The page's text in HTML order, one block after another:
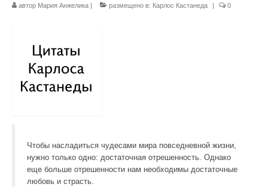
Контакты
Психология, психотерапия
Адвайта
Йога
автор Мария Анжелика | размещено в: Карлос Кастанеда | 0
Чтобы насладиться чудесами мира повседневной жизни,
нужно только одно: достаточная отрешенность. Однако
еще больше отрешенности нам необходимы достаточные
любовь и страсть.